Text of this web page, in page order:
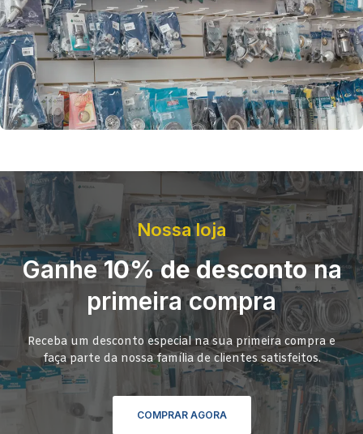
Nossa loja
Ganhe10% de descontona
primeira compra
Receba um desconto especial na sua primeira compra e
faça parte da nossa família de clientes satisfeitos.
COMPRAR AGORA